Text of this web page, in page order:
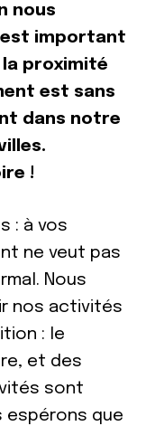
nous
est important
proximité
est sans
dans notre
!
: à vos
ne veut pas
Nous
nos activités
: le
et des
sont
espérons que